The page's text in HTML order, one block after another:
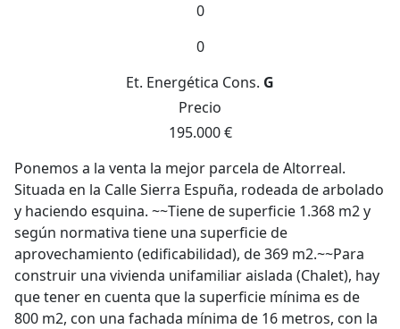
0
0
Et. Energética Cons. G
Precio
195.000 €
Ponemos a la venta la mejor parcela de Altorreal.
Situada en la Calle Sierra Espuña, rodeada de arbolado
y haciendo esquina. ~~Tiene de superficie 1.368 m2 y
según normativa tiene una superficie de
aprovechamiento (edificabilidad), de 369 m2.~~Para
construir una vivienda unifamiliar aislada (Chalet), hay
que tener en cuenta que la superficie mínima es de
800 m2, con una fachada mínima de 16 metros, con la